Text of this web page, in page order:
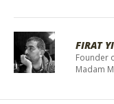
FIRAT
Founder
Madam